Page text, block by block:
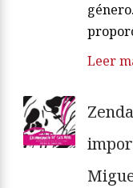
Leer